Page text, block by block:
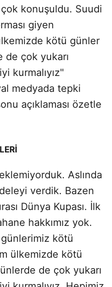
çok konuşuldu. Suudi
giyen
kötü günler
de çok yukarı
kurmalıyız"
medyada tepki
açıklaması özetle
Aslında
verdik. Bazen
Dünya Kupası. İlk
hakkımız yok.
günlerimiz kötü
ülkemizde kötü
de çok yukarı